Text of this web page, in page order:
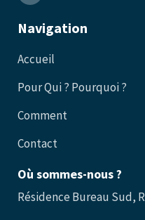
Navigation
Accueil
Pour Qui ? Pourquoi ?
Comment
Contact
Où sommes-nous ?
Résidence Bureau Sud,